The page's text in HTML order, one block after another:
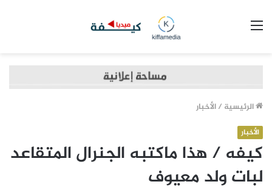
الرئيسية /الأخبار
الأخبار
كيفه / هذا ماكتبه الجنرال المتقاعد
لبات ولد معيوف